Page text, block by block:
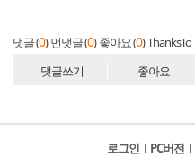
댓글 (0) 먼댓글 (0) 좋아요 (0)ThanksTo
댓글쓰기 좋아요
로그인 l PC버전 l